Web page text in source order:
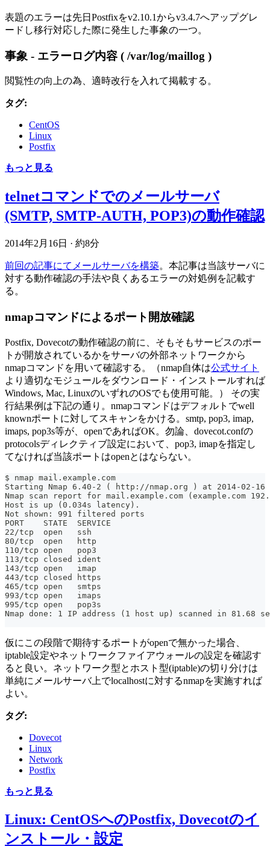
表題のエラーは先日Postfixをv2.10.1からv3.4.7へアップグレ
ードし移行対応した際に発生した事象の一つ。
事象 - エラーログ内容 ( /var/log/maillog )
閲覧性の向上の為、適時改行を入れて掲載する。
タグ:
CentOS
Linux
Postfix
もっと見る
telnetコマンドでのメールサーバ
(SMTP, SMTP-AUTH, POP3)の動作確認
2014年2月16日 · 約8分
前回の記事にてメールサーバを構築。本記事は当該サーバに
対する動作確認の手法や良くあるエラーの対処例を記載す
る。
nmapコマンドによるポート開放確認
Postfix, Dovecotの動作確認の前に、そもそもサービスのポー
トが開放されているかをサーバの外部ネットワークから
nmapコマンドを用いて確認する。（nmap自体は公式サイト
より適切なモジュールをダウンロード・インストールすれば
Windows, Mac, LinuxのいずれのOSでも使用可能。） その実
行結果例は下記の通り。nmapコマンドはデフォルトでwell
knownポートに対してスキャンをかける。smtp, pop3, imap,
imaps, pop3s等が、openであればOK。勿論、dovecot.confの
protocolsディレクティブ設定において、pop3, imapを指定し
てなければ当該ポートはopenとはならない。
$ nmap mail.example.com
Starting Nmap 6.40-2 ( http://nmap.org ) at 2014-02-16
Nmap scan report for mail.example.com (example.com
Host is up (0.034s latency).
Not shown: 991 filtered ports
PORT    STATE  SERVICE
22/tcp  open   ssh
80/tcp  open   http
110/tcp open   pop3
113/tcp closed ident
143/tcp open   imap
443/tcp closed https
465/tcp open   smtps
993/tcp open   imaps
995/tcp open   pop3s
Nmap done: 1 IP address (1 host up) scanned in 81.68
仮にこの段階で期待するポートがopenで無かった場合、
iptable設定やネットワークファイアウォールの設定を確認す
ると良い。ネットワーク型とホスト型(iptable)の切り分けは
単純にメールサーバ上でlocalhostに対するnmapを実施すれば
よい。
タグ:
Dovecot
Linux
Network
Postfix
もっと見る
Linux: CentOSへのPostfix, Dovecotのイ
ンストール・設定